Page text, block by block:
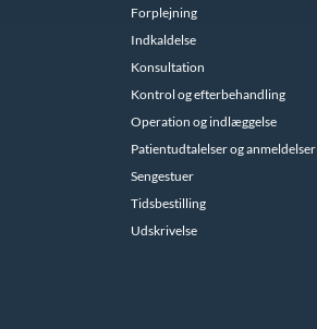
Forplejning
Indkaldelse
Konsultation
Kontrol og efterbehandling
Operation og indlæggelse
Patientudtalelser og anmeldelser
Sengestuer
Tidsbestilling
Udskrivelse